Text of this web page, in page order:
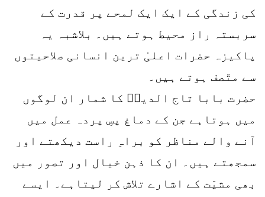
کی زندگی کے ایک ایک لمحے پر قدرت کے
سربستہ راز محیط ہوتے ہیں۔ بلاشبہ یہ
پاکیزہ حضرات اعلیٰ ترین انسانی صلاحیتوں
سے متّصف ہوتے ہیں۔
حضرت بابا تاج الدینؒ کا شمار ان لوگوں
میں ہوتاہے جن کے دماغ پسِ پردہ عمل میں
آنے والے مناظر کو براہِ راست دیکھتے اور
سمجھتے ہیں۔ ان کا ذہن خیال اور تصور میں
بھی مشیّت کے اشارے تلاش کر لیتاہے۔ ایسے